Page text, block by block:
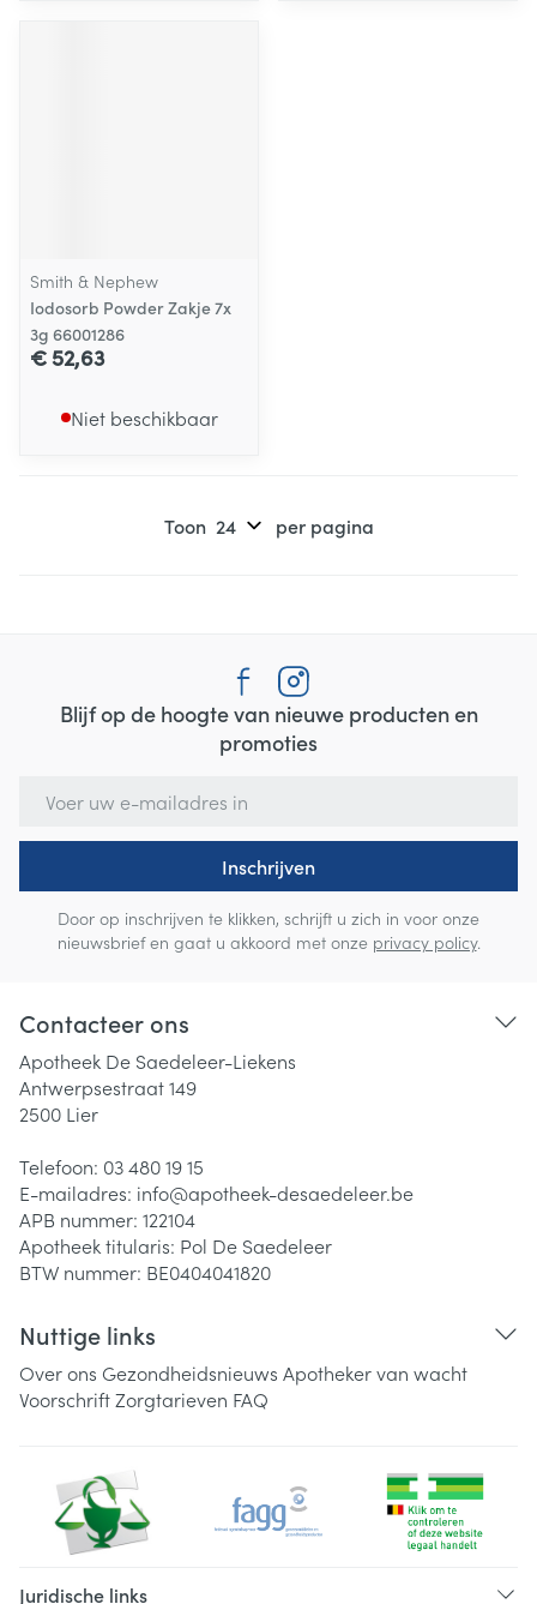
Smith & Nephew
Iodosorb Powder Zakje 7x
3g 66001286
€ 52,63
Niet beschikbaar
Toon per pagina
Blijf op de hoogte van nieuwe producten en
promoties
Inschrijven
Door op inschrijven te klikken, schrijft u zich in voor onze
nieuwsbrief en gaat u akkoord met onze privacy policy.
Contacteer ons
Apotheek De Saedeleer-Liekens
Antwerpsestraat 149
2500 Lier
Telefoon: 03 480 19 15
E-mailadres: info@apotheek-desaedeleer.be
APB nummer: 122104
Apotheek titularis: Pol De Saedeleer
BTW nummer: BE0404041820
Nuttige links
Over ons Gezondheidsnieuws Apotheker van wacht
VoorschriftZorgtarieven FAQ
Juridische links